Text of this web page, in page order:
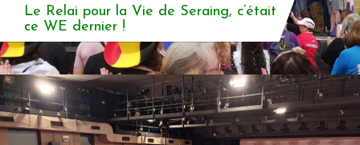
Le Relai pour la Vie de Seraing, c’était
ce WE dernier !